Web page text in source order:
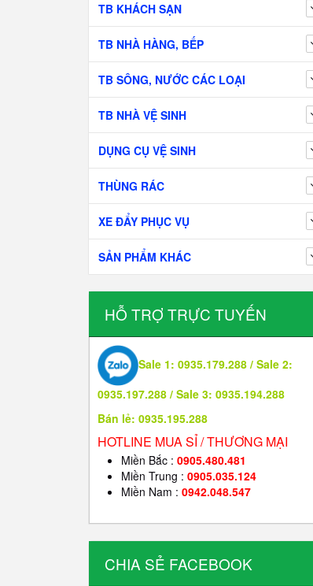
TB KHÁCH SẠN
TB NHÀ HÀNG, BẾP
TB SÔNG, NƯỚC CÁC LOẠI
TB NHÀ VỆ SINH
DỤNG CỤ VỆ SINH
THÙNG RÁC
XE ĐẨY PHỤC VỤ
SẢN PHẨM KHÁC
HỖ TRỢ TRỰC TUYẾN
Sale 1: 0935.179.288 / Sale 2:
0935.197.288 / Sale 3: 0935.194.288
Bán lẻ: 0935.195.288
HOTLINE MUA SỈ / THƯƠNG MẠI
Miền Bắc : 0905.480.481
Miền Trung : 0905.035.124
Miền Nam : 0942.048.547
CHIA SẺ FACEBOOK